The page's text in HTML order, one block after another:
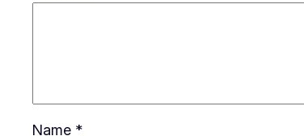
Name *